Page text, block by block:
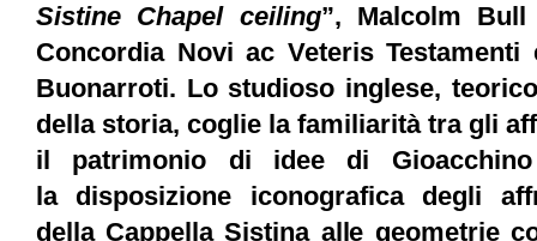
Sistine Chapel ceiling”, Malcolm
Concordia Novi ac Veteris Testamenti
Buonarroti. Lo studioso inglese,
della storia, coglie la familiarità tra gli
il patrimonio di idee di
la disposizione iconografica degli
della Cappella Sistina alle geometrie